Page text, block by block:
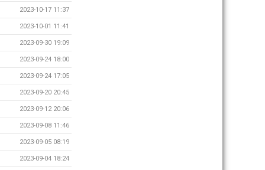
2023-10-17 11:37
2023-10-01 11:41
2023-09-30 19:09
2023-09-24 18:00
2023-09-24 17:05
2023-09-20 20:45
2023-09-12 20:06
2023-09-08 11:46
2023-09-05 08:19
2023-09-04 18:24